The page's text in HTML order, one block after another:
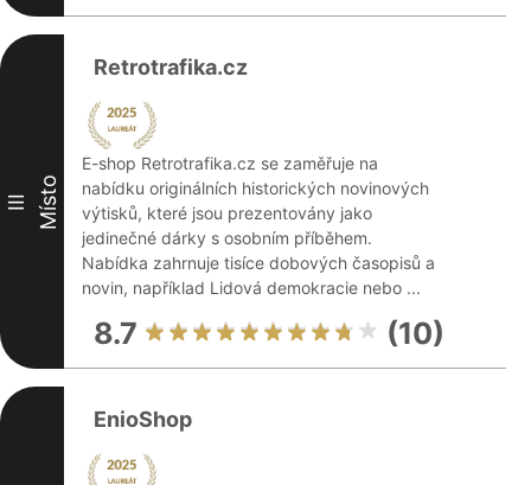
III Místo
Retrotrafika.cz
E-shop Retrotrafika.cz se zaměřuje na
nabídku originálních historických novinových
výtisků, které jsou prezentovány jako
jedinečné dárky s osobním příběhem.
Nabídka zahrnuje tisíce dobových časopisů a
novin, například Lidová demokracie nebo ...
8.7 (10)
EnioShop